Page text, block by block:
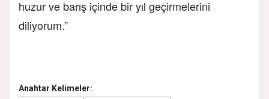
huzur ve barış içinde bir yıl geçirmelerini
diliyorum.”
Anahtar Kelimeler: